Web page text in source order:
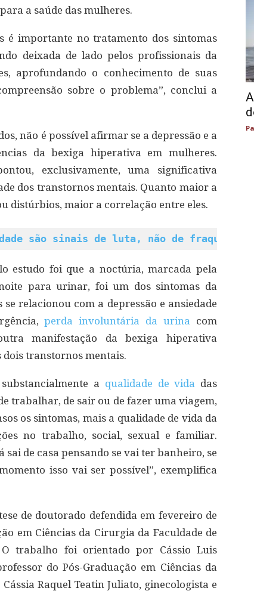
a saúde das mulheres.
é importante no tratamento dos sintomas
deixada de lado pelos profissionais da
aprofundando o conhecimento de suas
sobre o problema”, conclui a
não é possível afirmar se a depressão e a
da bexiga hiperativa em mulheres.
exclusivamente, uma significativa
dos transtornos mentais. Quanto maior a
distúrbios, maior a correlação entre eles.
são sinais de luta, não de fraqueza
estudo foi que a noctúria, marcada pela
para urinar, foi um dos sintomas da
relacionou com a depressão e ansiedade
perda involuntária da urina com
manifestação da bexiga hiperativa
dois transtornos mentais.
a qualidade de vida das
trabalhar, de sair ou de fazer uma viagem,
os sintomas, mais a qualidade de vida da
no trabalho, social, sexual e familiar.
de casa pensando se vai ter banheiro, se
isso vai ser possível”, exemplifica
de doutorado defendida em fevereiro de
em Ciências da Cirurgia da Faculdade de
trabalho foi orientado por Cássio Luis
do Pós-Graduação em Ciências da
Raquel Teatin Juliato, ginecologista e